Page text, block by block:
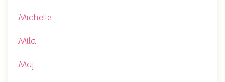
Michelle
Mila
Maj